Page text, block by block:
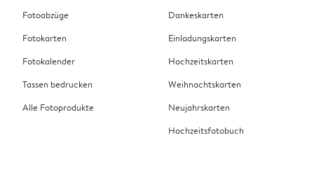
Fotoabzüge
Fotokarten
Fotokalender
Tassen bedrucken
Alle Fotoprodukte
Dankeskarten
Einladungskarten
Hochzeitskarten
Weihnachtskarten
Neujahrskarten
Hochzeitsfotobuch